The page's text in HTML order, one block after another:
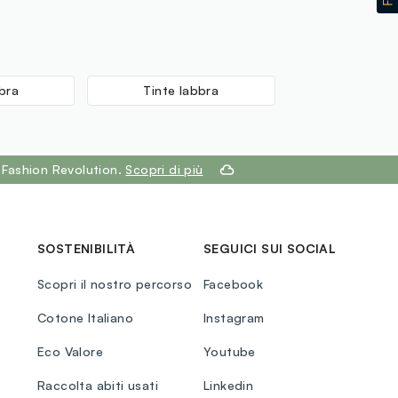
CONTENER (+/-): D&C Red 6 Ba
Iron Oxide Yellow (CI 77492), FD & C
Tinte labbra
Revolution. Scopri di più
SOSTENIBILITÀ
Scopri il nostro percorso
Cotone Italiano
Eco Valore
Raccolta abiti usati
SEGUICI SUI SOCIAL
Facebook
Instagram
Youtube
Linkedin